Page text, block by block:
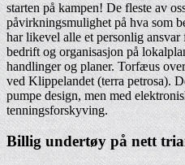
starten på kampen! De fleste av
påvirkningsmulighet på hva som
har likevel alle et personlig
bedrift og organisasjon på
handlinger og planer. Torfæus
ved Klippelandet (terra petrosa).
pumpe design, men med
tenningsforskyving.
Billig undertøy på nett